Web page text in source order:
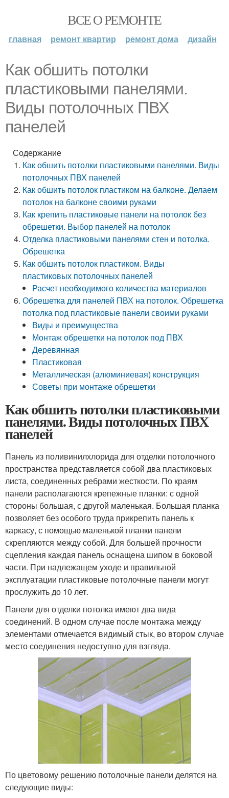
ВСЕ О РЕМОНТЕ
главная ремонт квартир ремонт дома дизайн
Как обшить потолки
пластиковыми панелями.
Виды потолочных ПВХ
панелей
Содержание
Как обшить потолки пластиковыми панелями. Виды
потолочных ПВХ панелей
Как обшить потолок пластиком на балконе. Делаем
потолок на балконе своими руками
Как крепить пластиковые панели на потолок без
обрешетки. Выбор панелей на потолок
Отделка пластиковыми панелями стен и потолка.
Обрешетка
Как обшить потолок пластиком. Виды
пластиковых потолочных панелей
Расчет необходимого количества материалов
Обрешетка для панелей ПВХ на потолок. Обрешетка
потолка под пластиковые панели своими руками
Виды и преимущества
Монтаж обрешетки на потолок под ПВХ
Деревянная
Пластиковая
Металлическая (алюминиевая) конструкция
Советы при монтаже обрешетки
Как обшить потолки пластиковыми
панелями. Виды потолочных ПВХ
панелей
Панель из поливинилхлорида для отделки потолочного
пространства представляется собой два пластиковых
листа, соединенных ребрами жесткости. По краям
панели располагаются крепежные планки: с одной
стороны большая, с другой маленькая. Большая планка
позволяет без особого труда прикрепить панель к
каркасу, с помощью маленькой планки панели
скрепляются между собой. Для большей прочности
сцепления каждая панель оснащена шипом в боковой
части. При надлежащем уходе и правильной
эксплуатации пластиковые потолочные панели могут
прослужить до 10 лет.
Панели для отделки потолка имеют два вида
соединений. В одном случае после монтажа между
элементами отмечается видимый стык, во втором случае
место соединения недоступно для взгляда.
По цветовому решению потолочные панели делятся на
следующие виды: